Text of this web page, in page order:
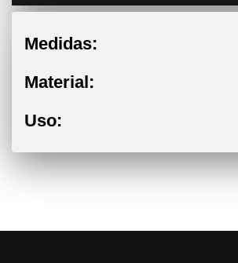
Medidas:
Material:
Uso: